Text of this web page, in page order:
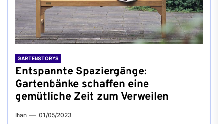
GARTENSTORYS
Entspannte Spaziergänge:
Gartenbänke schaffen eine
gemütliche Zeit zum Verweilen
Ihan 01/05/2023